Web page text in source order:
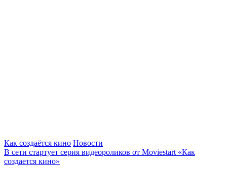
Как создаётся кино Новости
В сети стартует серия видеороликов от Moviestart «Как
создается кино»